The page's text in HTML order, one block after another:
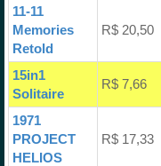
11-11
Memories
Retold
R$ 20,50
15in1
Solitaire
R$ 7,66
1971
PROJECT
HELIOS
R$ 17,33